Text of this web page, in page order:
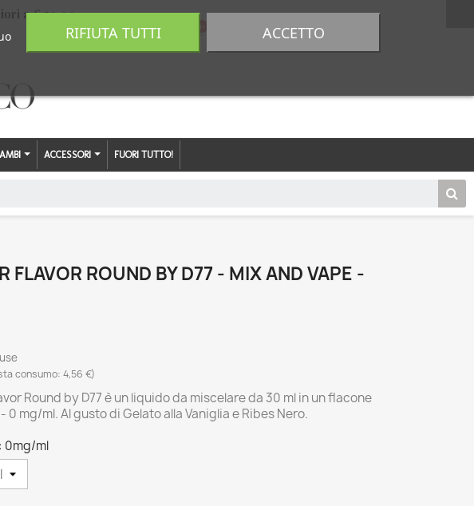
a € 59,00
0,00 €
ACCESSORI FUORI TUTTO!
FLAVOR ROUND BY D77 - MIX AND VAPE -
consumo: 4,56 €)
Round by D77 è un liquido da miscelare da 30 ml in un flacone
0 mg/ml. Al gusto di Gelato alla Vaniglia e Ribes Nero.
0mg/ml
RIFIUTA TUTTI ACCETTO